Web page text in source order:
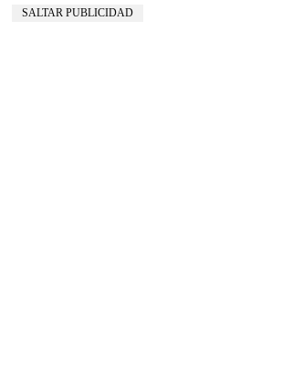
SALTAR PUBLICIDAD